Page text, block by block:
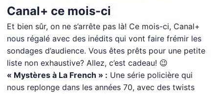
Canal+ ce mois-ci
Et bien sûr, on ne s’arrête pas là! Ce mois-ci, Canal+
nous régalé avec des inédits qui vont faire frémir les
sondages d’audience. Vous êtes prêts pour une petite
liste non exhaustive? Allez, c’est cadeau! 😉
« Mystères à La French » : Une série policière qui
nous replonge dans les années 70, avec des twists